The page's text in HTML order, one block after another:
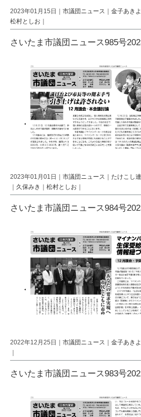
2023年01月15日｜ 市議団ニュース 金子あきよ
松村としお
さいたま市議団ニュース985号
2023年01月01日｜ 市議団ニュース たけこし連
久保みき 松村としお
さいたま市議団ニュース984号
2022年12月25日｜ 市議団ニュース 金子あきよ
さいたま市議団ニュース983号